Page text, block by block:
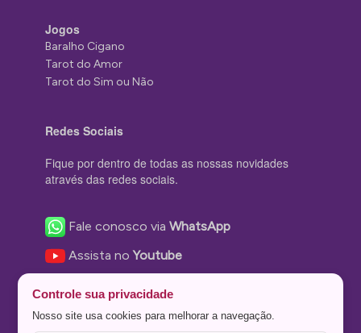
Jogos
Baralho Cigano
Tarot do Amor
Tarot do Sim ou Não
Redes Sociais
Fique por dentro de todas as nossas novidades
através das redes sociais.
Fale conosco viaWhatsApp
Assista noYoutube
Nos siga no Instagram
Controle sua privacidade
Nosso site usa cookies para melhorar a navegação.